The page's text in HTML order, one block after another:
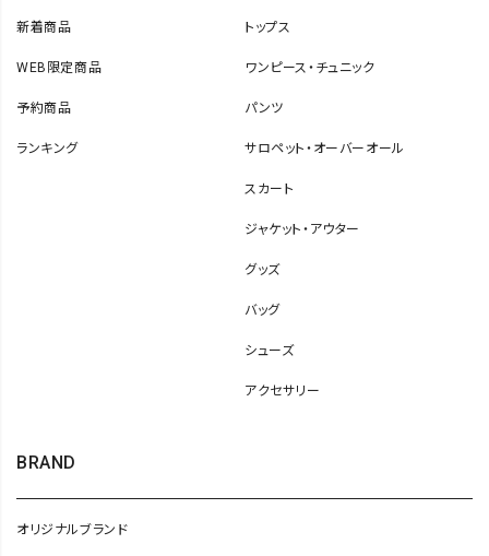
新着商品
WEB限定商品
予約商品
ランキング
トップス
ワンピース・チュニック
パンツ
サロペット・オーバーオール
スカート
ジャケット・アウター
グッズ
バッグ
シューズ
アクセサリー
BRAND
オリジナルブランド